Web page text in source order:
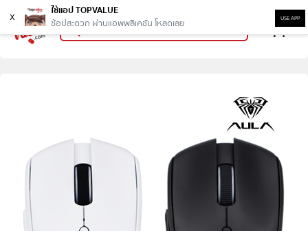
x
ใช้แอป TOPVALUE
ช้อปสะดวก ผ่านแอพพลิเคชั่น โหลดเลย
USE APP